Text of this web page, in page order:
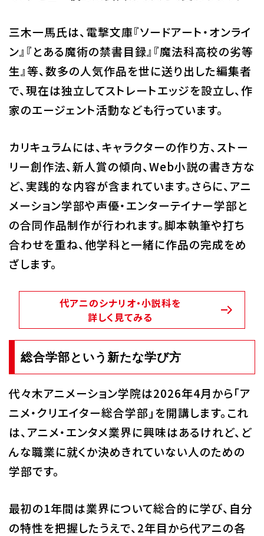
三木一馬氏は、電撃文庫『ソードアート・オンライ
ン』『とある魔術の禁書目録』『魔法科高校の劣等
生』等、数多の人気作品を世に送り出した編集者
で、現在は独立してストレートエッジを設立し、作
家のエージェント活動なども行っています。
カリキュラムには、キャラクターの作り方、ストー
リー創作法、新人賞の傾向、Web小説の書き方な
ど、実践的な内容が含まれています。さらに、アニ
メーション学部や声優・エンターテイナー学部と
の合同作品制作が行われます。脚本執筆や打ち
合わせを重ね、他学科と一緒に作品の完成をめ
ざします。
代アニのシナリオ・小説科を
詳しく見てみる
総合学部という新たな学び方
代々木アニメーション学院は2026年4月から「ア
ニメ・クリエイター総合学部」を開講します。これ
は、アニメ・エンタメ業界に興味はあるけれど、ど
んな職業に就くか決めきれていない人のための
学部です。
最初の1年間は業界について総合的に学び、自分
の特性を把握したうえで、2年目から代アニの各